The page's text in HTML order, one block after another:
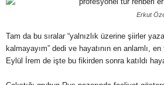
Erkut
Tam da bu sıralar “yalnızlık üzerine şiirler
kalmayayım” dedi ve hayatının en anlamlı,
Eylül İrem de işte bu fikirden sonra katıldı